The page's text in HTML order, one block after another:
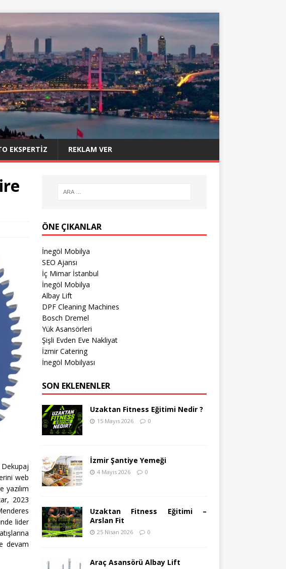
EKSPERTIZ REKLAM VER
web
2023
lider
devam
ÖNE ÇIKANLAR
İnegöl Mobilya
SEO Ajansı
İç Mimar İstanbul
İnegöl Mobilya
Albay Lift
DPF Cleaning Machines
Bosch Dremel
Yük Asansörleri
Şişli Evden Eve Nakliyat
İzmir Catering
İnegöl Mobilyası
SON EKLENENLER
Uzaktan Fitness Eğitimi Nedir ?
15 Mayıs 2026 0
İzmir Şantiye Yemeği
4 Mayıs 2026 0
Uzaktan Fitness Eğitimi –
Arslan Fit
25 Nisan 2026 0
Araç Asansörü Albay Lift